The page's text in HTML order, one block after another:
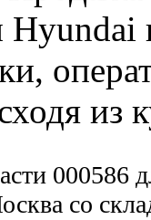
Hyundai
из
000586
со